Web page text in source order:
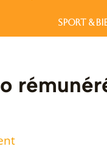
SPORT &